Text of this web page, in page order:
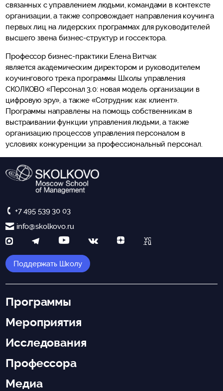
связанных с управлением людьми, командами в контексте
организации, а также сопровождает направления коучинга
первых лиц на лидерских программах для руководителей
высшего звена бизнес-структур и госсектора.
Профессор бизнес-практики Елена Витчак
является академическим директором и руководителем
коучингового трека программы Школы управления
СКОЛКОВО «Персонал 3.0: новая модель организации в
цифровую эру», а также «Сотрудник как клиент».
Программы направлены на помощь собственникам в
выстраивании функции управления людьми, а также
организацию процессов управления персоналом в
условиях конкуренции за профессиональный персонал.
+7 495 539 30 03
info@skolkovo.ru
Поддержать Школу
Программы
Мероприятия
Исследования
Профессора
Медиа